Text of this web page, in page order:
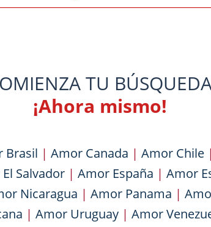
TU
¡Ahora mismo!
Brasil | Amor Canada | Amor Chile |
Salvador | Amor España | Amor
Nicaragua | Amor Panama |
| Amor Uruguay| Amor